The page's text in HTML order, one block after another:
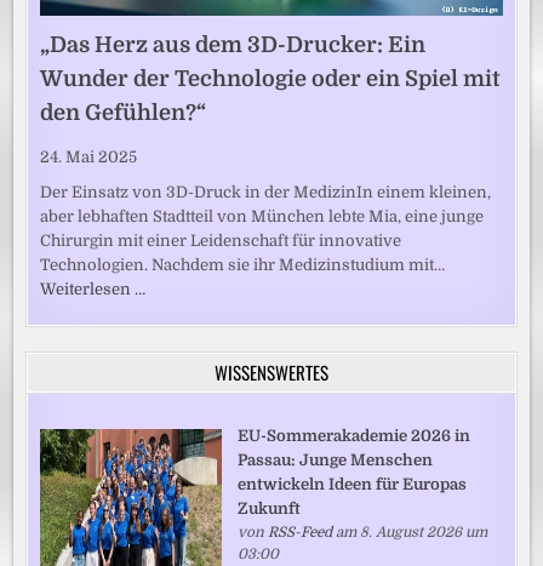
„Das Herz aus dem 3D-Drucker: Ein
Wunder der Technologie oder ein Spiel mit
den Gefühlen?“
24. Mai 2025
Der Einsatz von 3D-Druck in der MedizinIn einem kleinen,
aber lebhaften Stadtteil von München lebte Mia, eine junge
Chirurgin mit einer Leidenschaft für innovative
Technologien. Nachdem sie ihr Medizinstudium mit…
Weiterlesen …
WISSENSWERTES
EU-Sommerakademie 2026 in
Passau: Junge Menschen
entwickeln Ideen für Europas
Zukunft
vonRSS-Feedam 8. August 2026 um
03:00